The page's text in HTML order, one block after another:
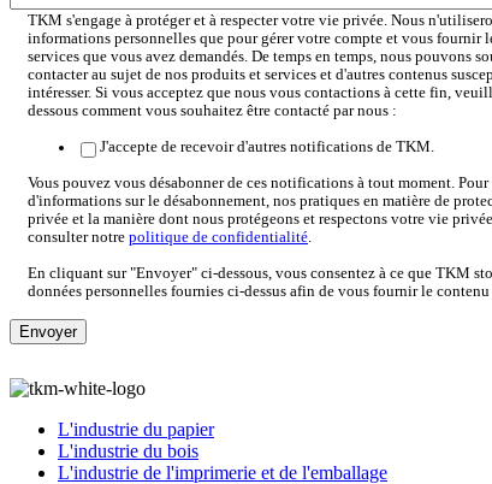
TKM s'engage à protéger et à respecter votre vie privée. Nous
informations personnelles que pour gérer votre compte et vous fournir
services que vous avez demandés. De temps en temps, nous pouvons
contacter au sujet de nos produits et services et d'autres contenus
intéresser. Si vous acceptez que nous vous contactions à cette fin,
dessous comment vous souhaitez être contacté par nous :
J'accepte de recevoir d'autres notifications de TKM.
Vous pouvez vous désabonner de ces notifications à tout moment.
d'informations sur le désabonnement, nos pratiques en matière de
privée et la manière dont nous protégeons et respectons votre vie
consulter notre politique de confidentialité
En cliquant sur "Envoyer" ci-dessous, vous consentez à ce que TKM
données personnelles fournies ci-dessus afin de vous fournir le contenu
L'industrie du papier
L'industrie du bois
L'industrie de l'imprimerie et de l'emballage